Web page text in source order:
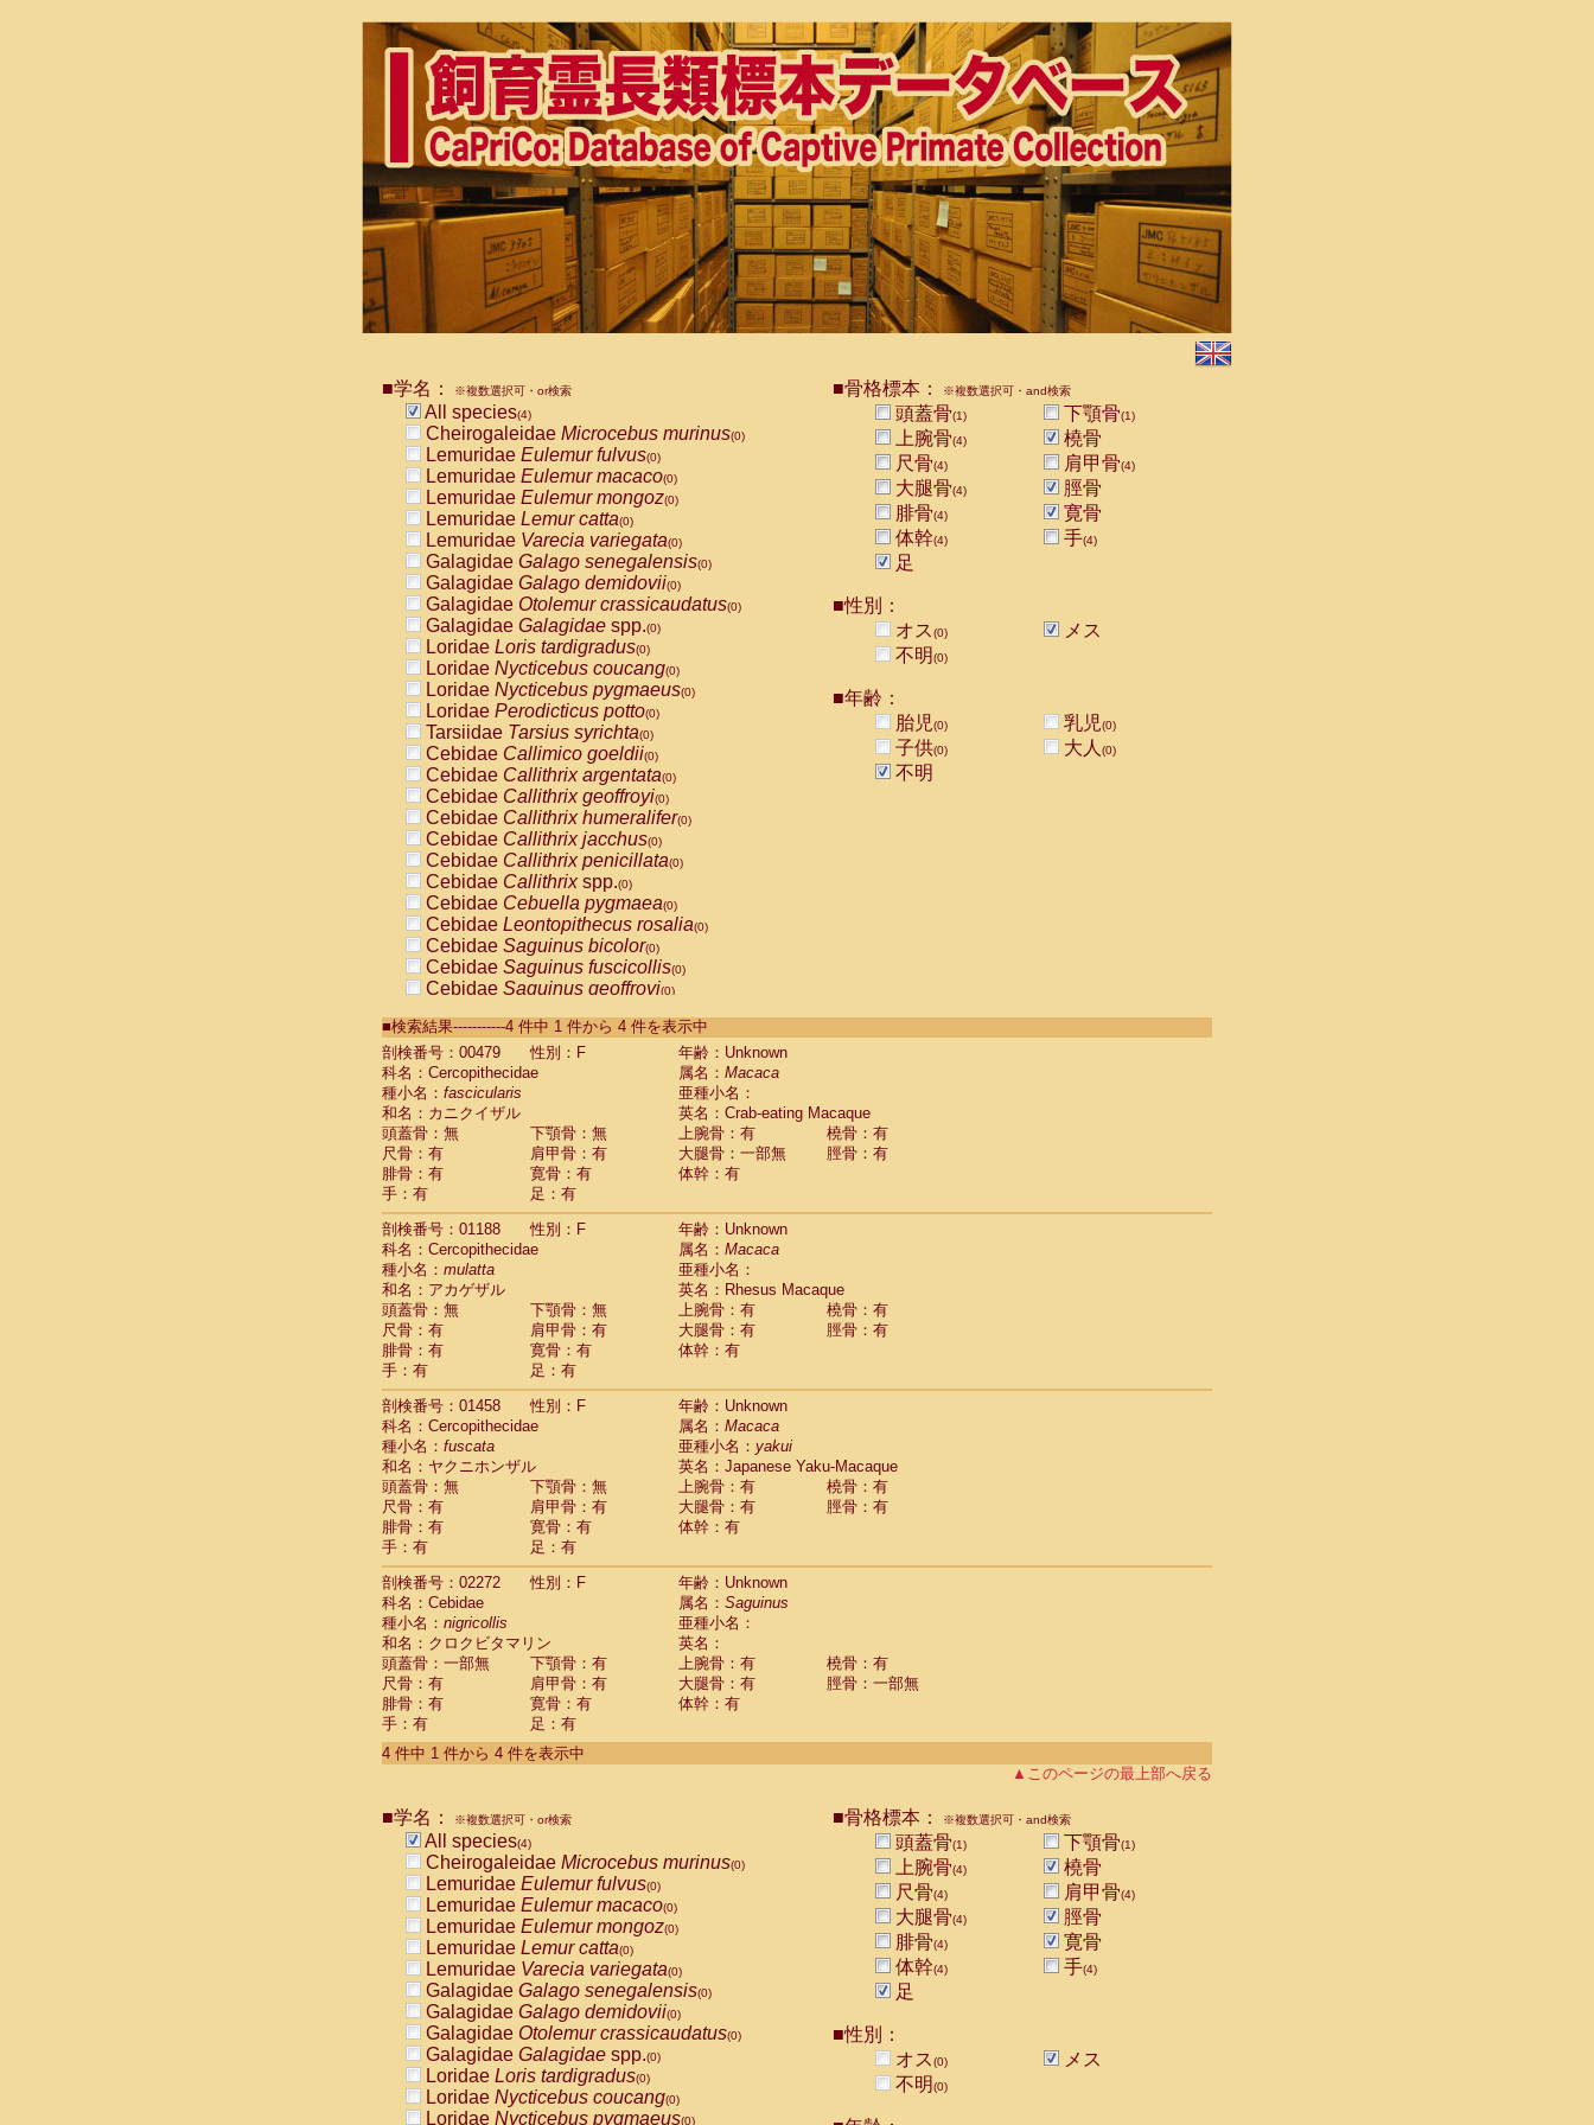
■学名： ※複数選択可・or検索
All species(4)
Cheirogaleidae Microcebus murinus(0)
Lemuridae Eulemur fulvus(0)
Lemuridae Eulemur macaco(0)
Lemuridae Eulemur mongoz(0)
Lemuridae Lemur catta(0)
Lemuridae Varecia variegata(0)
Galagidae Galago senegalensis(0)
Galagidae Galago demidovii(0)
Galagidae Otolemur crassicaudatus(0)
Galagidae Galagidae spp.(0)
Loridae Loris tardigradus(0)
Loridae Nycticebus coucang(0)
Loridae Nycticebus pygmaeus(0)
Loridae Perodicticus potto(0)
Tarsiidae Tarsius syrichta(0)
Cebidae Callimico goeldii(0)
Cebidae Callithrix argentata(0)
Cebidae Callithrix geoffroyi(0)
Cebidae Callithrix humeralifer(0)
Cebidae Callithrix jacchus(0)
Cebidae Callithrix penicillata(0)
Cebidae Callithrixspp.(0)
Cebidae Cebuella pygmaea(0)
Cebidae Leontopithecus rosalia(0)
Cebidae Saguinus bicolor(0)
Cebidae Saguinus fuscicollis(0)
Cebidae Saguinus geoffroyi(0)
CebidaeSaguinus labiatus(0)
Cebidae Saguinus leucopus (0)
CebidaeSaguinus midas
CebidaeSaguinus mystax
CebidaeSaguinus nigricollis (1)
Cebidae Saguinus oedipus
Cebidae Saguinus weddelli
Cebidae Saguinusspp.
Cebidae Aotus trivirgatus
Cebidae Cebus albifrons
CebidaeCebus apella
Cebidae
CebidaeCebus nigrivittatus
Cebidae Cebusspp.(0)
Cebidae Saimiri boliviensis
Cebidae Saimiri sciureus
Atelidae Alouatta caraya
AtelidaeAlouatta fusca
AtelidaeAlouatta seniculus
AtelidaeAlouatta
Atelidae Ateles belzebuth
Atelidae Ateles geoffroyi
Atelidae Ateles paniscus
Atelidae Atelesspp.
Atelidae Lagothrix lagothricha
AtelidaeLagothrix lagothricha cana(0)
Pitheciidae Cacajao calvus rubicundus (0)
Pitheciidae Callicebus cupreus(0)
Pitheciidae Callicebus donacophilus(0)
PitheciidaeCallicebus moloch(0)
Pitheciidae Callicebus torquatus(0)
Pitheciidae Callicebus
Pitheciidae Chiropotes satanas
Pitheciidae Pithecia monachus
PitheciidaePithecia pithecia
CercopithecidaeCercocebus torquatus atys
Cercopithecidae
CercopithecidaeCercocebus torquatus torquatus
CercopithecidaeCercocebus
CercopithecidaeCercocebusspp.
CercopithecidaeLophocebus albigena
CercopithecidaePapio anubis
CercopithecidaePapio cynocephalus
CercopithecidaePapio hamadryas
CercopithecidaePapio papio(0)
CercopithecidaePapiospp.(0)
CercopithecidaeMandrillus leucophaeus
CercopithecidaeMandrillus sphinx
CercopithecidaeTheropithecus gelada
CercopithecidaeMacaca arctoides
■骨格標本： ※複数選択可・and検索
頭蓋骨(1) 下顎骨(1)
上腕骨(4)
橈骨
尺骨(4) 肩甲骨(4)
大腿骨(4)
脛骨
腓骨(4)
寛骨
体幹(4) 手(4)
足
■性別：
オス(0)
メス
不明(0)
■年齢：
胎児(0) 乳児(0)
子供(0) 大人 (0)
不明
■検索結果-----------4 件中 1 件から 4 件を表示中
剖検番号：00479
性別：F
年齢：Unknown
科名：Cercopithecidae
属名： Macaca
種小名： fascicularis
亜種小名：
和名：カニクイザル
英名：Crab-eating Macaque
頭蓋骨：無
下顎骨：無 上腕骨：有
橈骨：有
尺骨：有
肩甲骨：有 大腿骨：一部無
脛骨：有
腓骨：有
寛骨：有
体幹：有
手：有
足：有
剖検番号：01188
性別：F
年齢：Unknown
科名：Cercopithecidae
属名： Macaca
種小名： mulatta
亜種小名：
和名：アカゲザル
英名：Rhesus Macaque
頭蓋骨：無
下顎骨：無 上腕骨：有
橈骨：有
尺骨：有
肩甲骨：有 大腿骨：有
脛骨：有
腓骨：有
寛骨：有
体幹：有
手：有
足：有
剖検番号：01458
性別：F
年齢：Unknown
科名：Cercopithecidae
属名： Macaca
種小名： fuscata 亜種小名： yakui
和名：ヤクニホンザル
英名：Japanese Yaku-Macaque
頭蓋骨：無
下顎骨：無 上腕骨：有
橈骨：有
尺骨：有
肩甲骨：有 大腿骨：有
脛骨：有
腓骨：有
寛骨：有
体幹：有
手：有
足：有
剖検番号：02272
性別：F
年齢：Unknown
科名：Cebidae
属名： Saguinus
種小名： nigricollis
亜種小名：
和名：クロクビタマリン
英名：
頭蓋骨：一部無
下顎骨：有 上腕骨：有
橈骨：有
尺骨：有
肩甲骨：有 大腿骨：有
脛骨：一部無
腓骨：有
寛骨：有
体幹：有
手：有
足：有
4 件中 1 件から 4 件を表示中
▲このページの最上部へ戻る
■学名： ※複数選択可・or検索
All species(4)
Cheirogaleidae Microcebus murinus(0)
Lemuridae Eulemur fulvus(0)
Lemuridae Eulemur macaco(0)
Lemuridae Eulemur mongoz(0)
Lemuridae Lemur catta(0)
Lemuridae Varecia variegata(0)
Galagidae Galago senegalensis(0)
Galagidae Galago demidovii(0)
Galagidae Otolemur crassicaudatus(0)
Galagidae Galagidae spp.(0)
Loridae Loris tardigradus(0)
Loridae Nycticebus coucang(0)
Loridae Nycticebus pygmaeus(0)
■骨格標本： ※複数選択可・and検索
頭蓋骨(1) 下顎骨(1)
上腕骨(4)
橈骨
尺骨(4) 肩甲骨(4)
大腿骨(4)
脛骨
腓骨(4)
寛骨
体幹(4) 手(4)
足
■性別：
オス(0)
メス
不明(0)